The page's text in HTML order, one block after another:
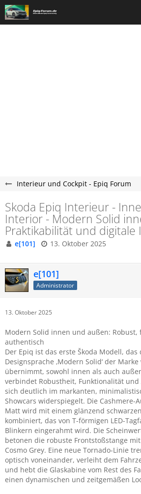
Interieur und Cockpit - Epiq Forum
Skoda Epiq Interieur -
Interior - Modern Solid
Praktikabilität und digitale
e[101] 13. Oktober 2025
e[101]
Administrator
13. Oktober 2025
Modern Solid innen und außen: Robust,
authentisch
Der Epiq ist das erste Škoda Modell, das
Designsprache ‚Modern Solid‘ der
übernimmt, sowohl innen als auch
verbindet Robustheit, Funktionalität
sich deutlich im markanten,
Showcars widerspiegelt. Die Cashmere-
Matt wird mit einem glänzend schwarzen
kombiniert, das von T-förmigen LED-
Blinkern eingerahmt wird. Die
betonen die robuste Frontstoßstange
Cosmo Grey. Eine neue Tornado-Linie
optisch voneinander, verleiht dem
und hebt die Glaskabine vom Rest des
einen dynamischen und zeitgemäßen